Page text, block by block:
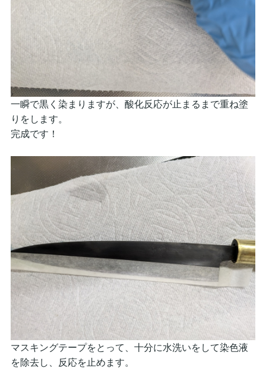
一瞬で黒く染まりますが、酸化反応が止まるまで重ね塗
りをします。
完成です！
マスキングテープをとって、十分に水洗いをして染色液
を除去し、反応を止めます。